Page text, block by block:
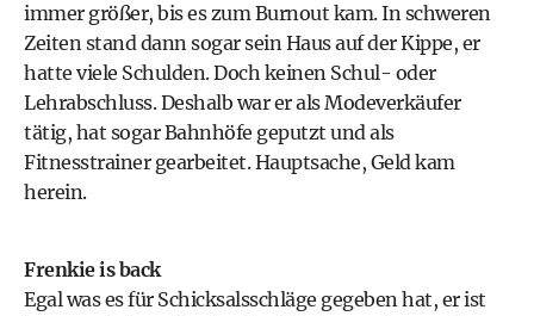
immer größer, bis es zumBurnout kam. In schweren
Zeiten stand dann sogar sein Haus auf der Kippe, er
hatte viele Schulden. Doch keinen Schul- oder
Lehrabschluss. Deshalb war er als Modeverkäufer
tätig, hat sogar Bahnhöfe geputzt und als
Fitnesstrainer gearbeitet. Hauptsache, Geld kam
herein.
Frenkie is back
Egal was es für Schicksalsschläge gegeben hat, er ist